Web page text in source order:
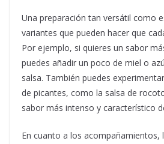
Una preparación tan versátil como
variantes que pueden hacer que
Por ejemplo, si quieres un sabor
puedes añadir un poco de miel o
salsa. También puedes
de picantes, como la salsa de
sabor más intenso y característico
En cuanto a los acompañamientos,